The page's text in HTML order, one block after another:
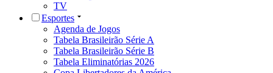
TV
Esportes
Agenda de Jogos
Tabela Brasileirão Série A
Tabela Brasileirão Série B
Tabela Eliminatórias 2026